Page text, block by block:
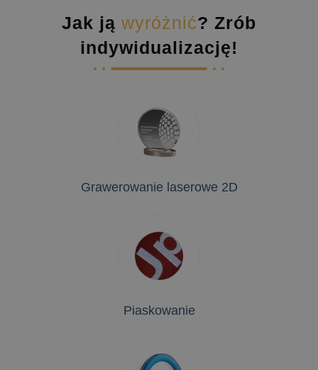
Jak ją wyróżnić? Zrób
indywidualizację!
Grawerowanie laserowe 2D
Piaskowanie